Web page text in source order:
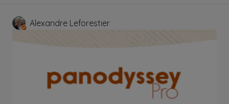
Alexandre Leforestier